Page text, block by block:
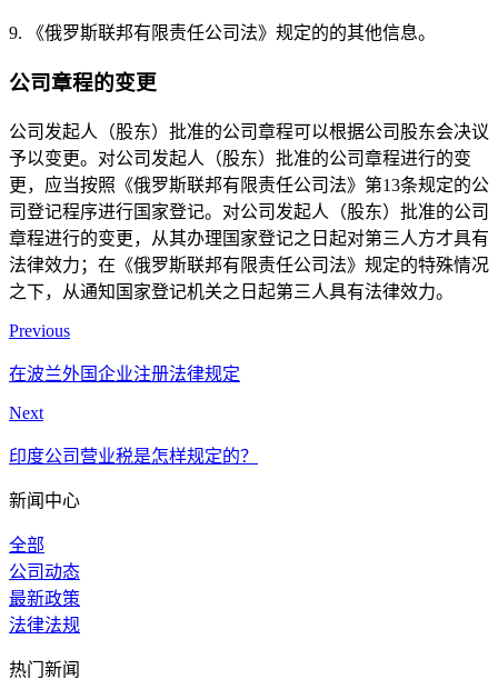
9. 《俄罗斯联邦有限责任公司法》规定的的其他信息。
公司章程的变更
公司发起人（股东）批准的公司章程可以根据公司股东会决议
予以变更。对公司发起人（股东）批准的公司章程进行的变
更，应当按照《俄罗斯联邦有限责任公司法》第13条规定的公
司登记程序进行国家登记。对公司发起人（股东）批准的公司
章程进行的变更，从其办理国家登记之日起对第三人方才具有
法律效力；在《俄罗斯联邦有限责任公司法》规定的特殊情况
之下，从通知国家登记机关之日起第三人具有法律效力。
Previous
在波兰外国企业注册法律规定
Next
印度公司营业税是怎样规定的？
新闻中心
全部
公司动态
最新政策
法律法规
热门新闻